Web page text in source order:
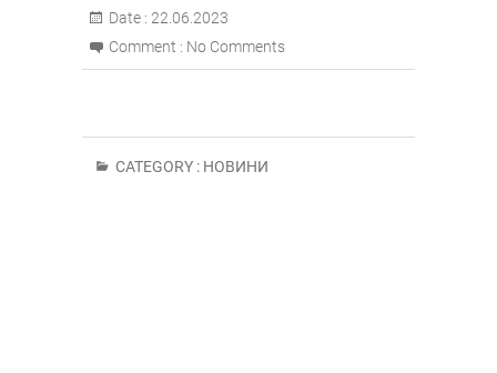
Date : 22.06.2023
Comment : No Comments
CATEGORY : НОВИНИ